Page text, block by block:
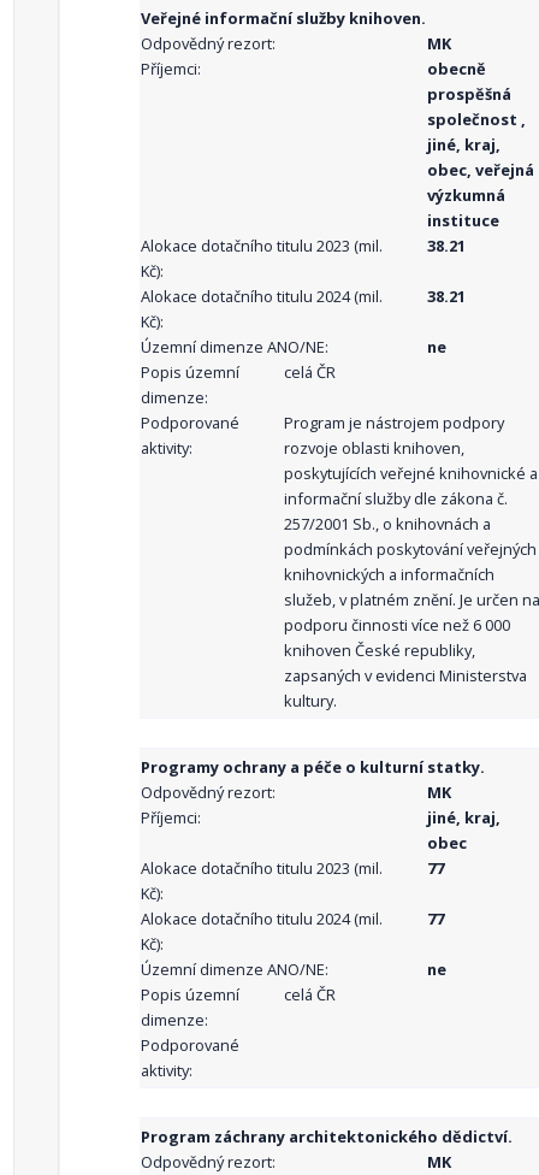
Veřejné informační služby knihoven.
Odpovědný rezort:
MK
Příjemci:
obecně
prospěšná
společnost ,
jiné, kraj,
obec, veřejná
výzkumná
instituce
Alokace dotačního titulu 2023 (mil.
Kč):
38.21
Alokace dotačního titulu 2024 (mil.
Kč):
38.21
Územní dimenze ANO/NE:
ne
Popis územní
dimenze:
celá ČR
Podporované
aktivity:
Program je nástrojem podpory
rozvoje oblasti knihoven,
poskytujících veřejné knihovnické a
informační služby dle zákona č.
257/2001 Sb., o knihovnách a
podmínkách poskytování veřejných
knihovnických a informačních
služeb, v platném znění. Je určen na
podporu činnosti více než 6 000
knihoven České republiky,
zapsaných v evidenci Ministerstva
kultury.
Programy ochrany a péče o kulturní statky.
Odpovědný rezort:
MK
Příjemci:
jiné, kraj,
obec
Alokace dotačního titulu 2023 (mil.
Kč):
77
Alokace dotačního titulu 2024 (mil.
Kč):
77
Územní dimenze ANO/NE:
ne
Popis územní
dimenze:
celá ČR
Podporované
aktivity:
Program záchrany architektonického dědictví.
Odpovědný rezort:
MK